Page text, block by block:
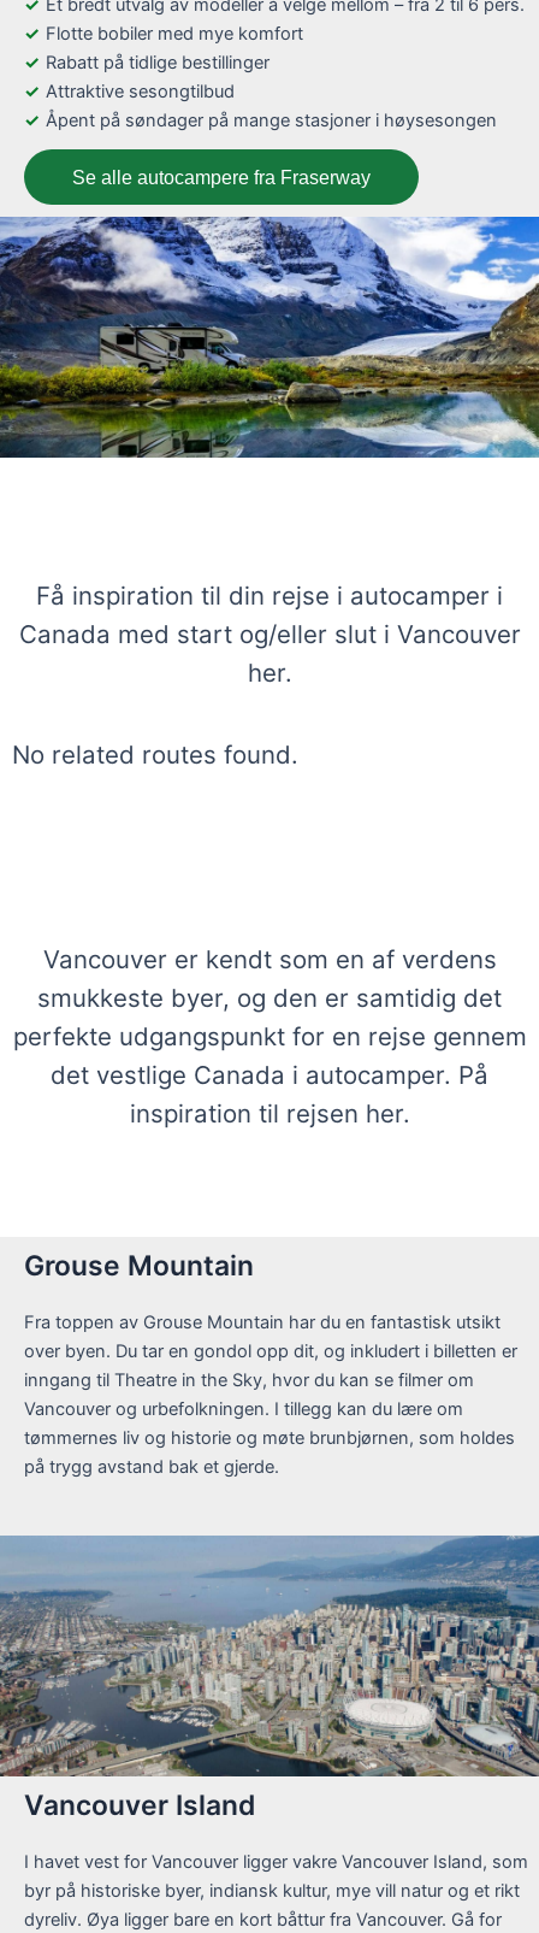
Et bredt utvalg av modeller å velge mellom – fra 2 til 6 pers.
Flotte bobiler med mye komfort
Rabatt på tidlige bestillinger
Attraktive sesongtilbud
Åpent på søndager på mange stasjoner i høysesongen
Se alle autocampere fra Fraserway
Få inspiration til din rejse i autocamper i
Canada med start og/eller slut i Vancouver
her.
No related routes found.
Vancouver er kendt som en af verdens
smukkeste byer, og den er samtidig det
perfekte udgangspunkt for en rejse gennem
det vestlige Canada i autocamper. På
inspiration til rejsen her.
Grouse Mountain
Fra toppen av Grouse Mountain har du en fantastisk utsikt
over byen. Du tar en gondol opp dit, og inkludert i billetten er
inngang til Theatre in the Sky, hvor du kan se filmer om
Vancouver og urbefolkningen. I tillegg kan du lære om
tømmernes liv og historie og møte brunbjørnen, som holdes
på trygg avstand bak et gjerde.
Vancouver Island
I havet vest for Vancouver ligger vakre Vancouver Island, som
byr på historiske byer, indiansk kultur, mye vill natur og et rikt
dyreliv. Øya ligger bare en kort båttur fra Vancouver. Gå for